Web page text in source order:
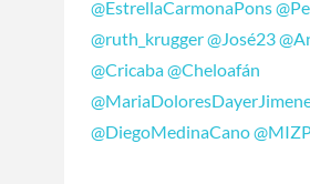
@EstrellaCarmonaPons
@ruth_krugger@José23
@Cricaba@Cheloafán
@DiegoMedinaCano